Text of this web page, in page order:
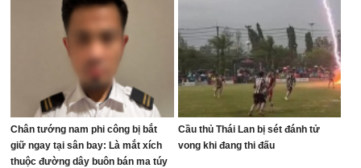
Chân tướng nam phi công bị bắt
giữ ngay tại sân bay: Là mắt xích
thuộc đường dây buôn bán ma túy
Cầu thủ Thái Lan bị sét đánh tử
vong khi đang thi đấu